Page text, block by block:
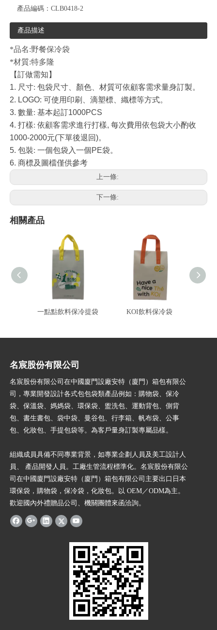
產品編碼： CLB0418-2
產品描述
*品名:野餐保冷袋
*材質:特多隆
【訂做需知】
1. 尺寸: 包袋尺寸、顏色、材質可依顧客需求量身訂製。
2. LOGO: 可使用印刷、滴塑標、織標等方式。
3. 數量: 基本起訂1000PCS
4. 打樣: 依顧客需求進行打樣, 每次費用依包袋大小酌收
1000-2000元(下單後退回)。
5. 包裝: 一個包袋入一個PE袋。
6. 商標及圖檔僅供參考
上一條:
下一條:
相關產品
一點點飲料保冷提袋 KOI飲料保冷袋
名宸股份有限公司
名宸股份有限公司在中國廈門設廠安特（廈門）箱包有限公
司，專業開發設計各式包包袋類產品例如：購物袋、保冷
袋、保溫袋、媽媽袋、環保袋、盥洗包、運動背包、側背
包、書生書包、袋中袋、曼谷包、行李箱、帆布袋、公事
包、化妝包、手提包袋等。為客戶量身訂製專屬品樣。
組織成員具備不同專業背景，如專業企劃人員及美工設計人
員、 產品開發人員。工廠生管流程標準化。名宸股份有限公
司在中國廈門設廠安特（廈門）箱包有限公司主要出口日本
環保袋，購物袋，保冷袋，化妝包。以 OEM／ODM為主。
歡迎國內外禮贈品公司、機關團體來函洽詢。